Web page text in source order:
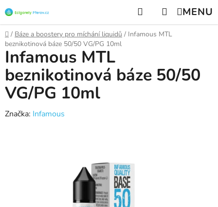
na
obsah
Hledat NÁKUPNÍ
KOŠÍK
Domů
/ Báze a boostery pro míchání liquidů / Infamous MTL
beznikotinová báze 50/50 VG/PG 10ml
Infamous MTL
beznikotinová báze 50/50
VG/PG 10ml
Značka: Infamous